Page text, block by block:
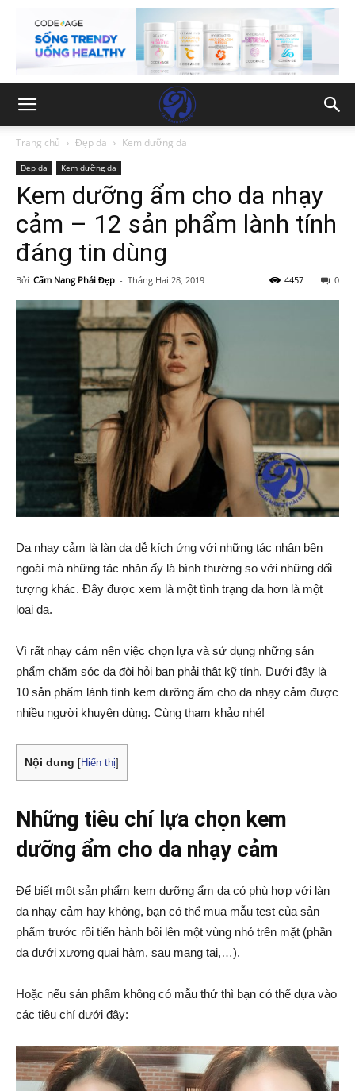
Trang chủ Đẹp da Kem dưỡng da
Đẹp da Kem dưỡng da
Kem dưỡng ẩm cho da nhạy
cảm – 12 sản phẩm lành tính
đáng tin dùng
Bởi Cẩm Nang Phái Đẹp - Tháng Hai 28, 2019 0
4457
Da nhạy cảm là làn da dễ kích ứng với những tác nhân bên
ngoài mà những tác nhân ấy là bình thường so với những đối
tượng khác. Đây được xem là một tình trạng da hơn là một
loại da.
Vì rất nhạy cảm nên việc chọn lựa và sử dụng những sản
phẩm chăm sóc da đòi hỏi bạn phải thật kỹ tính. Dưới đây là
10 sản phẩm lành tính kem dưỡng ẩm cho da nhạy cảm được
nhiều người khuyên dùng. Cùng tham khảo nhé!
Nội dung [Hiển thị]
Những tiêu chí lựa chọn kem
dưỡng ẩm cho da nhạy cảm
Để biết một sản phẩm kem dưỡng ẩm da có phù hợp với làn
da nhạy cảm hay không, bạn có thể mua mẫu test của sản
phẩm trước rồi tiến hành bôi lên một vùng nhỏ trên mặt (phần
da dưới xương quai hàm, sau mang tai,…).
Hoặc nếu sản phẩm không có mẫu thử thì bạn có thể dựa vào
các tiêu chí dưới đây: